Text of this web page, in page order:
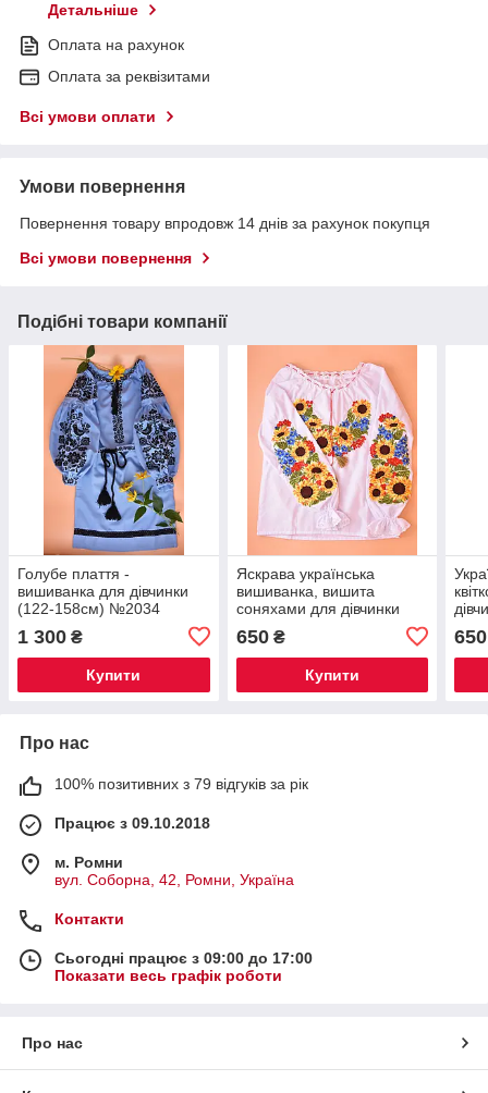
Детальніше
Оплата на рахунок
Оплата за реквізитами
Всі умови оплати
Умови повернення
Повернення товару впродовж 14 днів за рахунок покупця
Всі умови повернення
Подібні товари компанії
Голубе плаття -
вишиванка для дівчинки
(122-158см) №2034
1 300 ₴
Купити
Яскрава українська
вишиванка, вишита
соняхами для дівчинки
(110,138,146см) №0344
650₴
Купити
650
Про нас
100% позитивних з 79 відгуків за рік
Працює з 09.10.2018
м. Ромни
вул. Соборна, 42, Ромни, Україна
Контакти
Сьогодні працює з 09:00 до 17:00
Показати весь графік роботи
Про нас